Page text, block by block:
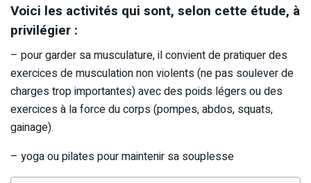
Voici les activités qui sont, selon cette étude, à
privilégier :
– pour garder sa musculature, il convient de pratiquer des
exercices de musculation non violents (ne pas soulever de
charges trop importantes) avec des poids légers ou des
exercices à la force du corps (pompes, abdos, squats,
gainage).
– yoga ou pilates pour maintenir sa souplesse